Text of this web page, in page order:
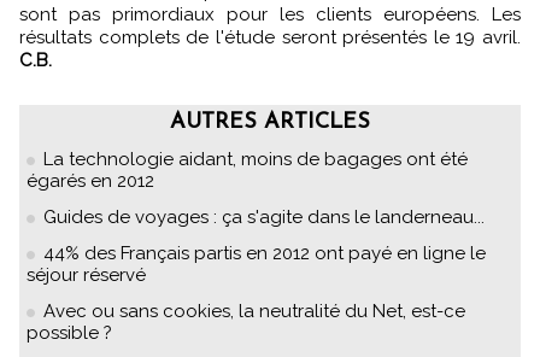
sont pas primordiaux pour les clients européens. Les
résultats complets de l'étude seront présentés le 19 avril.
C.B.
AUTRES ARTICLES
La technologie aidant, moins de bagages ont été
égarés en 2012
Guides de voyages : ça s'agite dans le landerneau...
44% des Français partis en 2012 ont payé en ligne le
séjour réservé
Avec ou sans cookies, la neutralité du Net, est-ce
possible ?